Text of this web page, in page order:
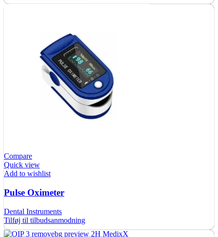
Compare
Quick view
Add to wishlist
Pulse Oximeter
Dental Instruments
Tilføj til tilbudsanmodning